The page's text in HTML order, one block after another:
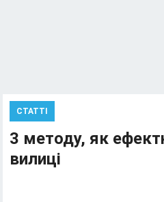
СТАТТІ
3 методу, як
вилиці